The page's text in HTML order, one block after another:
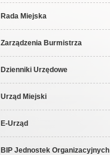
Rada Miejska
Zarządzenia Burmistrza
Dzienniki Urzędowe
Urząd Miejski
E-Urząd
BIP Jednostek Organizacyjnych